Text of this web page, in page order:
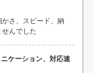
さ、スピード、納
んでした
ケーション、対応速